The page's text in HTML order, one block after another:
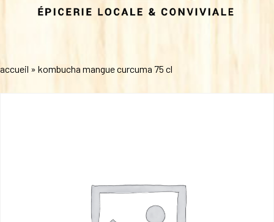
accueil » kombucha mangue curcuma 75 cl